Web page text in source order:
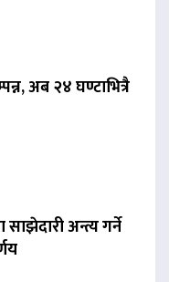
अब २४ घण्टाभित्रै
अन्त्य गर्ने